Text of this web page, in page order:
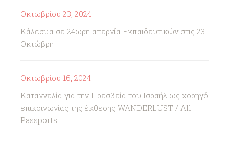
Οκτωβρίου 23, 2024
Κάλεσμα σε 24ωρη απεργία Εκπαιδευτικών στις 23
Οκτώβρη
Οκτωβρίου 16, 2024
Καταγγελία για την Πρεσβεία του Ισραήλ ως χορηγό
επικοινωνίας της έκθεσης WANDERLUST / All
Passports